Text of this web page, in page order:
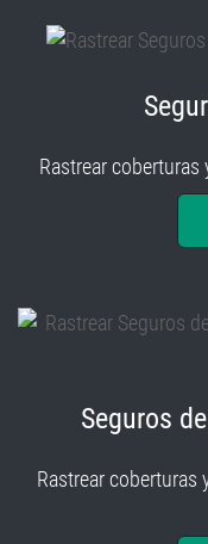
Rastrear
Seguros
Rastrear coberturas